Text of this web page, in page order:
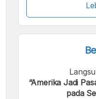
“Amerika Jadi
pada